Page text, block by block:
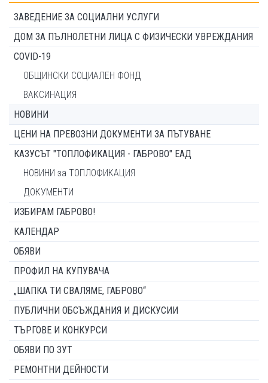
ЗАВЕДЕНИЕ ЗА СОЦИАЛНИ УСЛУГИ
ДОМ ЗА ПЪЛНОЛЕТНИ ЛИЦА С ФИЗИЧЕСКИ УВРЕЖДАНИЯ
COVID-19
ОБЩИНСКИ СОЦИАЛЕН ФОНД
ВАКСИНАЦИЯ
НОВИНИ
ЦЕНИ НА ПРЕВОЗНИ ДОКУМЕНТИ ЗА ПЪТУВАНЕ
КАЗУСЪТ "ТОПЛОФИКАЦИЯ - ГАБРОВО" ЕАД
НОВИНИ за ТОПЛОФИКАЦИЯ
ДОКУМЕНТИ
ИЗБИРАМ ГАБРОВО!
КАЛЕНДАР
ОБЯВИ
ПРОФИЛ НА КУПУВАЧА
„ШАПКА ТИ СВАЛЯМЕ, ГАБРОВО“
ПУБЛИЧНИ ОБСЪЖДАНИЯ И ДИСКУСИИ
ТЪРГОВЕ И КОНКУРСИ
ОБЯВИ ПО ЗУТ
РЕМОНТНИ ДЕЙНОСТИ